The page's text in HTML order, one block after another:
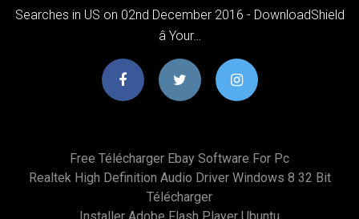
Searches in US on 02nd December 2016 - DownloadShield
â Your…
Free Télécharger Ebay Software For Pc
Realtek High Definition Audio Driver Windows 8 32 Bit
Télécharger